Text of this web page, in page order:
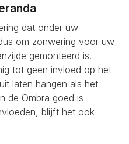
dat onder uw
om zonwering voor uw
gemonteerd is.
tot geen invloed op het
laten hangen als het
de Ombra goed is
blijft het ook